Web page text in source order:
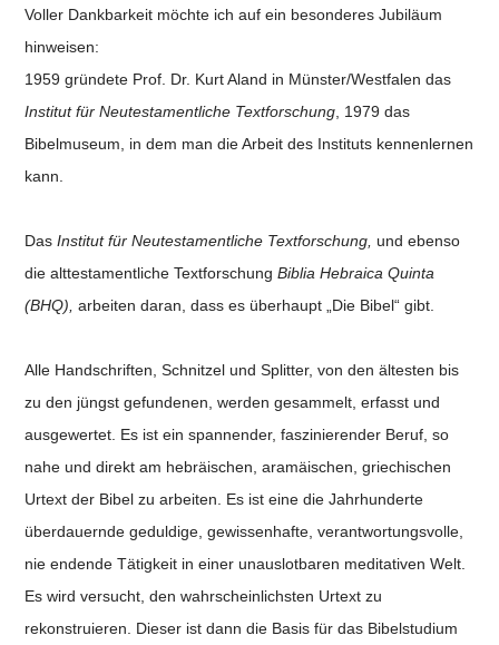
Voller Dankbarkeit möchte ich auf ein besonderes Jubiläum
hinweisen:
1959 gründete Prof. Dr. Kurt Aland in Münster/Westfalen das
Institut für Neutestamentliche Textforschung , 1979 das
Bibelmuseum, in dem man die Arbeit des Instituts kennenlernen
kann.
DasInstitut für Neutestamentliche Textforschung, und ebenso
die alttestamentliche TextforschungBiblia Hebraica Quinta
(BHQ), arbeiten daran, dass es überhaupt „Die Bibel“ gibt.
Alle Handschriften, Schnitzel und Splitter, von den ältesten bis
zu den jüngst gefundenen, werden gesammelt, erfasst und
ausgewertet. Es ist ein spannender, faszinierender Beruf, so
nahe und direkt am hebräischen, aramäischen, griechischen
Urtext der Bibel zu arbeiten. Es ist eine die Jahrhunderte
überdauernde geduldige, gewissenhafte, verantwortungsvolle,
nie endende Tätigkeit in einer unauslotbaren meditativen Welt.
Es wird versucht, den wahrscheinlichsten Urtext zu
rekonstruieren. Dieser ist dann die Basis für das Bibelstudium